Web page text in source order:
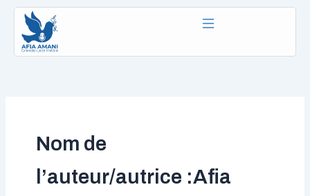
Aller
contenu
Nom de
l’auteur/autrice :Afia